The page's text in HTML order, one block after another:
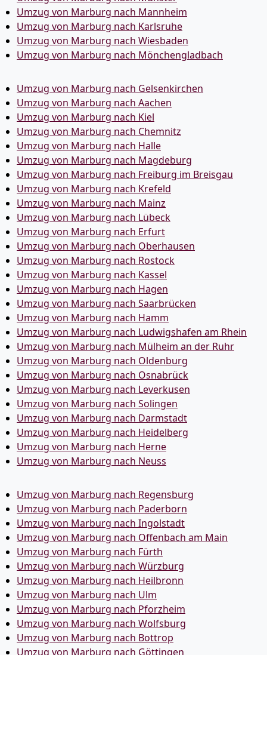
Umzug von Marburg nach Mannheim
Umzug von Marburg nach Karlsruhe
Umzug von Marburg nach Wiesbaden
Umzug von Marburg nach Mönchen­gladbach
Umzug von Marburg nach Gelsenkirchen
Umzug von Marburg nach Aachen
Umzug von Marburg nach Kiel
Umzug von Marburg nach Chemnitz
Umzug von Marburg nach Halle
Umzug von Marburg nach Magdeburg
Umzug von Marburg nach Freiburg im Breisgau
Umzug von Marburg nach Krefeld
Umzug von Marburg nach Mainz
Umzug von Marburg nach Lübeck
Umzug von Marburg nach Erfurt
Umzug von Marburg nach Oberhausen
Umzug von Marburg nach Rostock
Umzug von Marburg nach Kassel
Umzug von Marburg nach Hagen
Umzug von Marburg nach Saarbrücken
Umzug von Marburg nach Hamm
Umzug von Marburg nach Ludwigshafen am Rhein
Umzug von Marburg nach Mülheim an der Ruhr
Umzug von Marburg nach Oldenburg
Umzug von Marburg nach Osnabrück
Umzug von Marburg nach Leverkusen
Umzug von Marburg nach Solingen
Umzug von Marburg nach Darmstadt
Umzug von Marburg nach Heidelberg
Umzug von Marburg nach Herne
Umzug von Marburg nach Neuss
Umzug von Marburg nach Regensburg
Umzug von Marburg nach Paderborn
Umzug von Marburg nach Ingolstadt
Umzug von Marburg nach Offenbach am Main
Umzug von Marburg nach Fürth
Umzug von Marburg nach Würzburg
Umzug von Marburg nach Heilbronn
Umzug von Marburg nach Ulm
Umzug von Marburg nach Pforzheim
Umzug von Marburg nach Wolfsburg
Umzug von Marburg nach Bottrop
Umzug von Marburg nach Göttingen